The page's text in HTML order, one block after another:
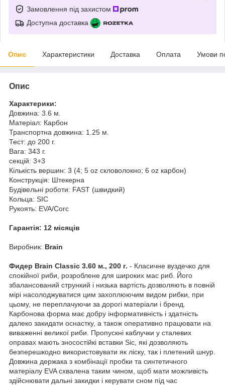
Замовлення під захистом
Доступна доставка
Опис Характеристики Доставка Оплата Умови
Опис
Характерики:
Довжина: 3.6 м.
Матеріал: Карбон
Транспортна довжина: 1.25 м.
Тест: до 200 г.
Вага: 343 г.
секцій: 3+3
Кількість вершин: 3 (4; 5 oz скловолокно; 6 oz карбон)
Конструкція: Штекерна
Будівельні роботи: FAST (швидкий)
Кольца: SIC
Рукоять: EVA/Corc
Гарантія: 12 місяців
Виробник: Brain
Фидер Brain Classic 3.60 м., 200 г. - Класичне вуздечко для
спокійної риби, розроблене для широких мас риб. Його
збалансований стрункий і низька вартість дозволяють в повній
мірі насолоджуватися цим захоплюючим видом рибки, при
цьому, не переплачуючи за дорогі матеріали і бренд.
Карбонова форма має добру інформативність і здатність
далеко закидати оснастку, а також оперативно працювати на
виваженні великої риби. Пропускні каблучки у сталевих
оправах мають зносостійкі вставки Sic, які дозволяють
безперешкодно використовувати як ліску, так і плетений шнур.
Довжина держака з комбінації пробки та синтетичного
матеріалу EVA схвалена таким чином, щоб мати можливість
здійснювати дальні закидки і керувати сном під час